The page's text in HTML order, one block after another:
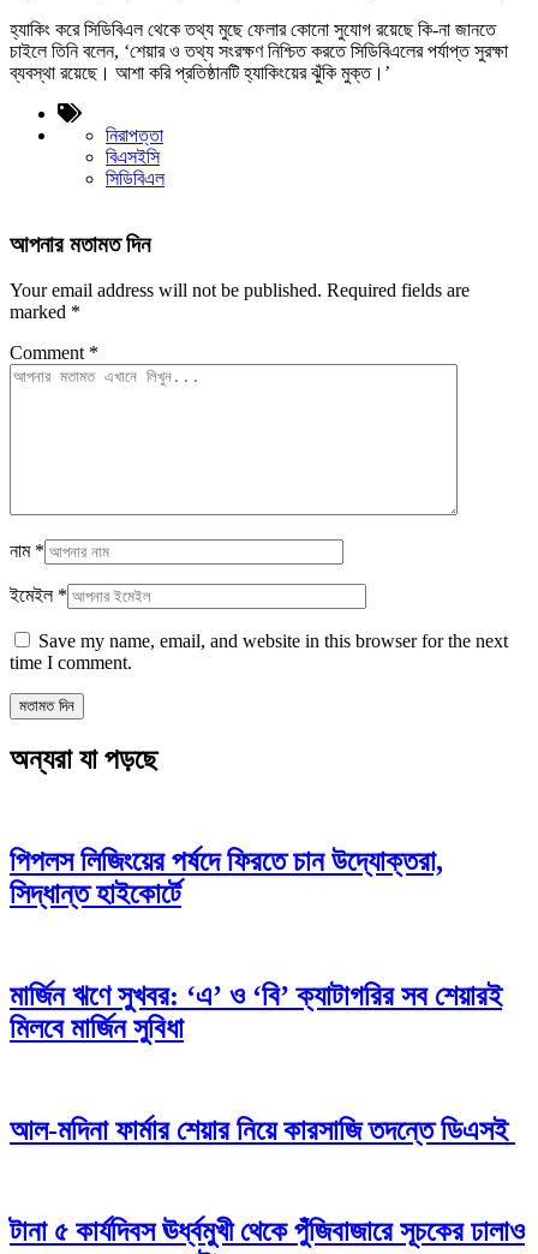
হ্যাকিং করে সিডিবিএল থেকে তথ্য মুছে ফেলার কোনো সুযোগ রয়েছে কি-না জানতে
চাইলে তিনি বলেন, ‘শেয়ার ও তথ্য সংরক্ষণ নিশ্চিত করতে সিডিবিএলের পর্যাপ্ত সুরক্ষা
ব্যবস্থা রয়েছে। আশা করি প্রতিষ্ঠানটি হ্যাকিংয়ের ঝুঁকি মুক্ত।’
নিরাপত্তা
বিএসইসি
সিডিবিএল
আপনার মতামত দিন
Your email address will not be published. Required fields are
marked *
Comment *
নাম *
ইমেইল *
Save my name, email, and website in this browser for the next
time I comment.
অন্যরা যা পড়ছে
পিপলস লিজিংয়ের পর্ষদে ফিরতে চান উদ্যোক্তরা,
সিদ্ধান্ত হাইকোর্টে
মার্জিন ঋণে সুখবর: ‘এ’ ও ‘বি’ ক্যাটাগরির সব শেয়ারই
মিলবে মার্জিন সুবিধা
আল-মদিনা ফার্মার শেয়ার নিয়ে কারসাজি তদন্তে ডিএসই
টানা ৫ কার্যদিবস ঊর্ধ্বমুখী থেকে পুঁজিবাজারে সূচকের ঢালাও